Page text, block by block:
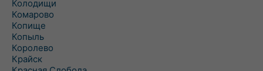
Колодищи
Комарово
Копище
Копыль
Королево
Крайск